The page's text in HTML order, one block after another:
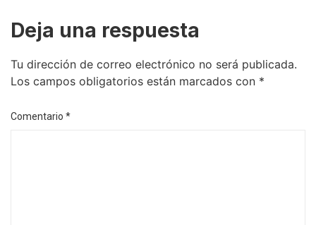
Deja una respuesta
Tu dirección de correo electrónico no será publicada.
Los campos obligatorios están marcados con *
Comentario *